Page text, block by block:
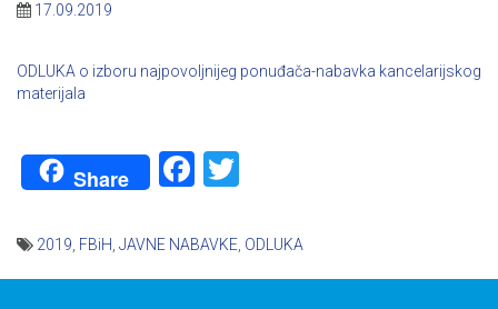
17.09.2019
ODLUKA o izboru najpovoljnijeg ponuđača-nabavka kancelarijskog
materijala
Share Facebook
2019 FBiH JAVNE NABAVKE ODLUKA